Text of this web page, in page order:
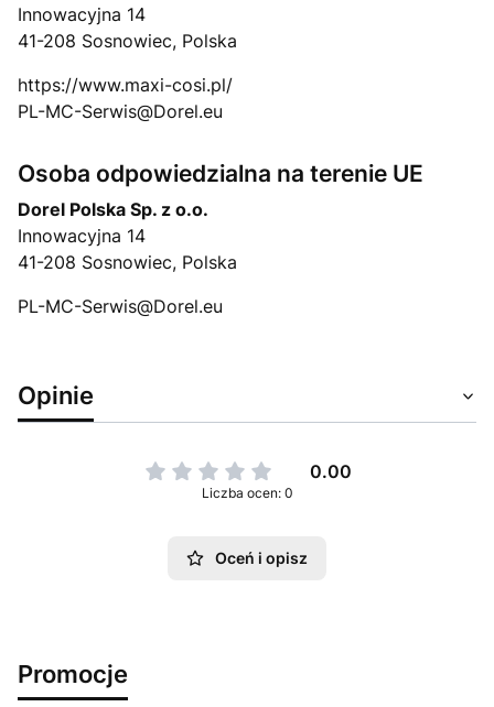
Innowacyjna 14
41-208 Sosnowiec, Polska
https://www.maxi-cosi.pl/
PL-MC-Serwis@Dorel.eu
Osoba odpowiedzialna na terenie UE
Dorel Polska Sp. z o.o.
Innowacyjna 14
41-208 Sosnowiec, Polska
PL-MC-Serwis@Dorel.eu
Opinie
0.00
Liczba ocen: 0
Oceń i opisz
Promocje